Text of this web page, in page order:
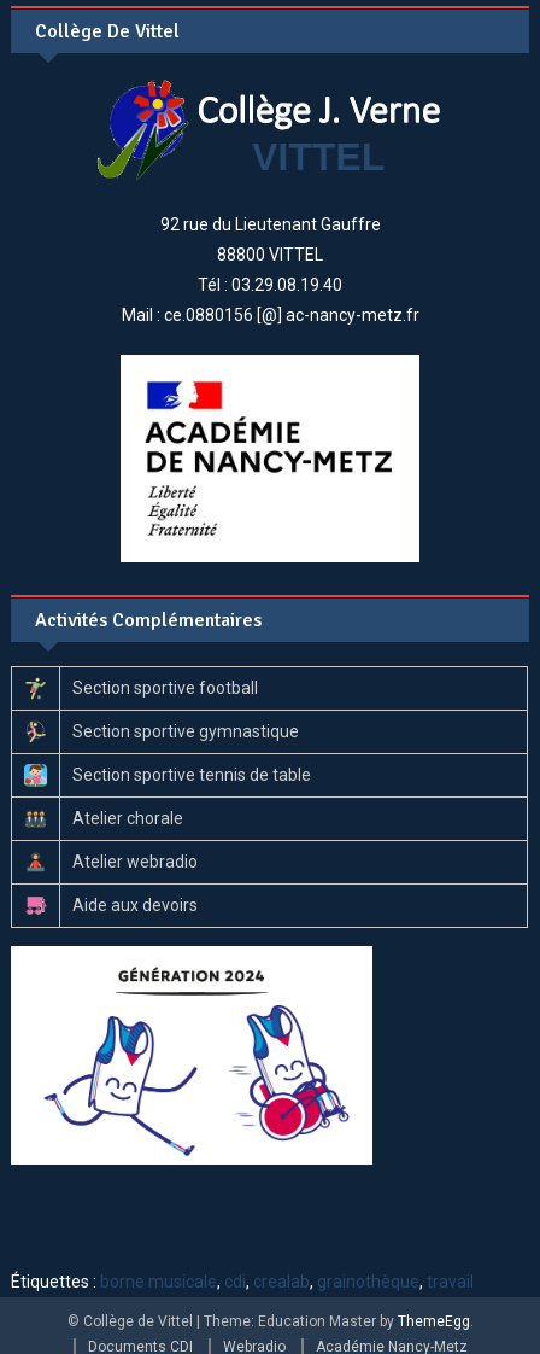
Collège De Vittel
92 rue du Lieutenant Gauffre
88800 VITTEL
Tél : 03.29.08.19.40
Mail : ce.0880156 [@] ac-nancy-metz.fr
Activités Complémentaires
Section sportive football
Section sportive gymnastique
Section sportive tennis de table
Atelier chorale
Atelier webradio
Aide aux devoirs
Étiquettes : borne musicale, cdi, crealab, grainothèque,travail
© Collège de Vittel | Theme: Education Master by ThemeEgg
Documents CDI
Webradio Académie Nancy-Metz